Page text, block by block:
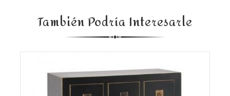
También Podría Interesarle